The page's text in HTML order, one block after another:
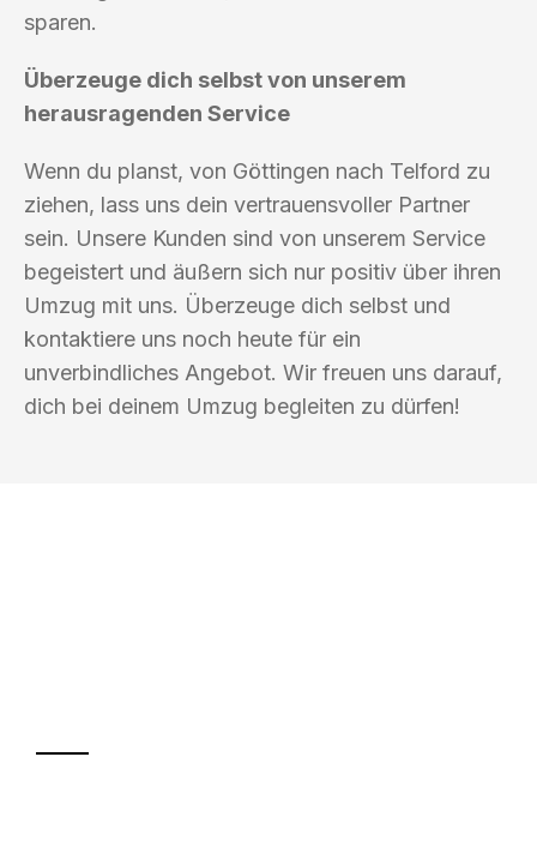
sparen.
Überzeuge dich selbst von unserem
herausragenden Service
Wenn du planst, von Göttingen nach Telford zu
ziehen, lass uns dein vertrauensvoller Partner
sein. Unsere Kunden sind von unserem Service
begeistert und äußern sich nur positiv über ihren
Umzug mit uns. Überzeuge dich selbst und
kontaktiere uns noch heute für ein
unverbindliches Angebot. Wir freuen uns darauf,
dich bei deinem Umzug begleiten zu dürfen!